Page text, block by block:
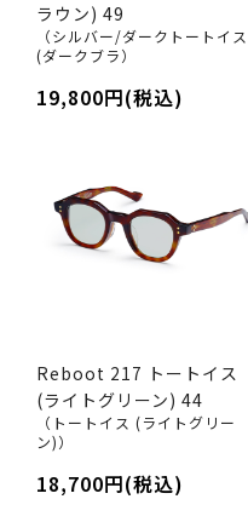
ラウン) 49
（シルバー/ダークトートイス
(ダークブラ）
19,800円(税込)
Reboot 217 トートイス
(ライトグリーン) 44
（トートイス (ライトグリー
ン)）
18,700円(税込)